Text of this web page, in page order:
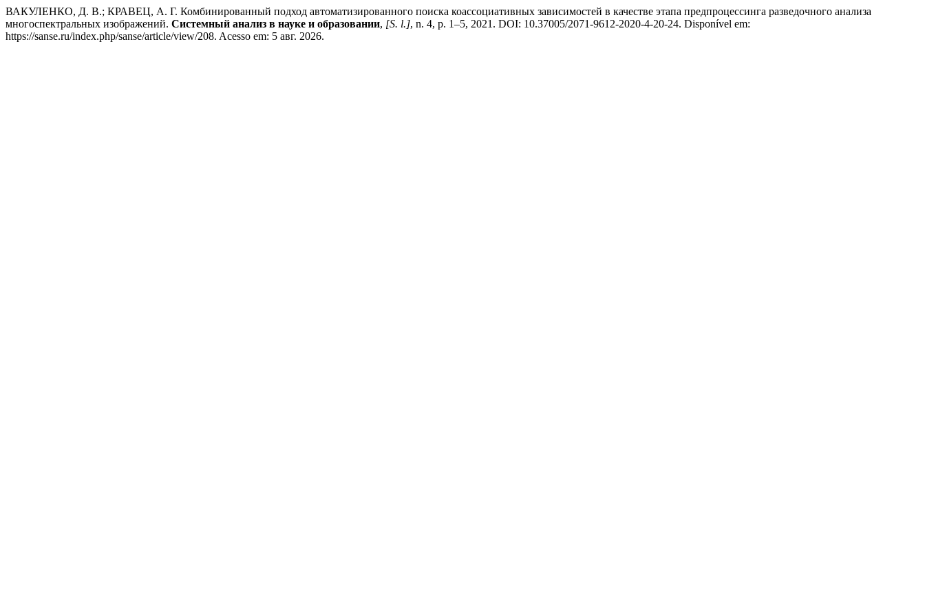
ВАКУЛЕНКО, Д. В.; КРАВЕЦ, А. Г. Комбинированный подход автоматизированного поиска коассоциативных зависимостей в качестве этапа предпроцессинга разведочного анализа
многоспектральных изображений. Системный анализ в науке и образовании, [S. l.], n. 4, p. 1–5, 2021. DOI: 10.37005/2071-9612-2020-4-20-24. Disponível em:
https://sanse.ru/index.php/sanse/article/view/208. Acesso em: 5 авг. 2026.